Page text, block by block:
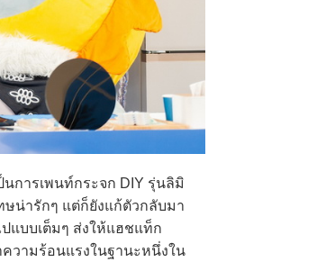
การเพนท์กระจก DIY รุ่นลิมิ
ษน่ารักๆ แต่ก็ยังแก้ตัวกลับมา
แบบเต็มๆ ส่งให้แฮชแท็ก
วามร้อนแรงในฐานะหนึ่งใน